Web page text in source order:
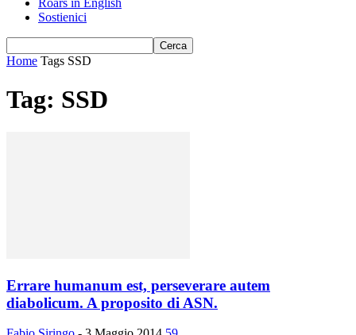
Roars in English
Sostienici
Home Tags SSD
Tag: SSD
Errare humanum est, perseverare autem
diabolicum. A proposito di ASN.